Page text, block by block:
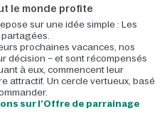
le monde profite
sur une idée simple : Les
partagées.
prochaines vacances, nos
décision – et sont récompensés
à eux, commencent leur
attractif. Un cercle vertueux, basé
sur l’Offre de parrainage